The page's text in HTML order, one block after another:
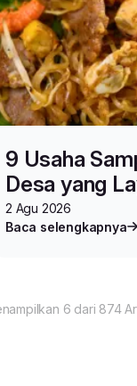
9 Usaha
Desa yang
Ibu Rumah
2 Agu 2026
Baca selengkapnya
6 dari 874